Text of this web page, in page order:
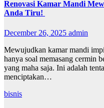
Renovasi Kamar Mandi
Anda Tiru!
December 26, 2025 admin
Mewujudkan kamar mandi
hanya soal memasang cermin
yang maha saja. Ini adalah
menciptakan…
bisnis